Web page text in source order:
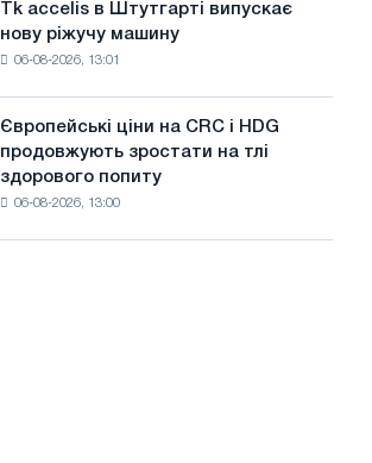
Tk accelis в Штутгарті випускає
нову ріжучу машину
06-08-2026, 13:01
Європейські ціни на CRC і HDG
продовжують зростати на тлі
здорового попиту
06-08-2026, 13:00